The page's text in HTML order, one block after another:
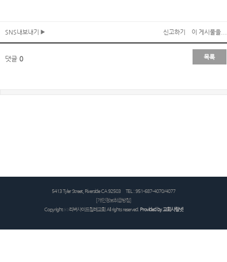
SNS내보내기 신고하기 이 게시물을...
댓글 0 목록
5413 Tyler Street, Riverside CA 92503 TEL : 951-687-4070/4077
[개인정보취급방침]
Copyright ⓒ 리버사이드침례교회 All rights reserved. Provided by교회사랑넷